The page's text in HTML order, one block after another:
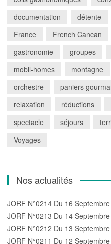
documentation
détente
France
French Cancan
gastronomie
groupes
mobil-homes
montagne
orchestre
paniers
relaxation
réductions
spectacle
séjours
Voyages
Nos actualités
JORF N°0214 Du 16
JORF N°0213 Du 14
JORF N°0212 Du 13
JORF N°0211 Du 12